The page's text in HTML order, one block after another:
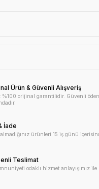
Ürün & Güvenli Alışveriş
orijinal garantilidir. Güvenli
İade
ürünleri 15 iş günü
Teslimat
odaklı hizmet anlayışımız ile